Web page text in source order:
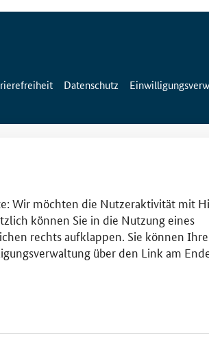
Datenschutz
Wir möchten die Nutzeraktivität mit
können Sie in die Nutzung eines
rechts aufklappen. Sie können Ihre
über den Link am